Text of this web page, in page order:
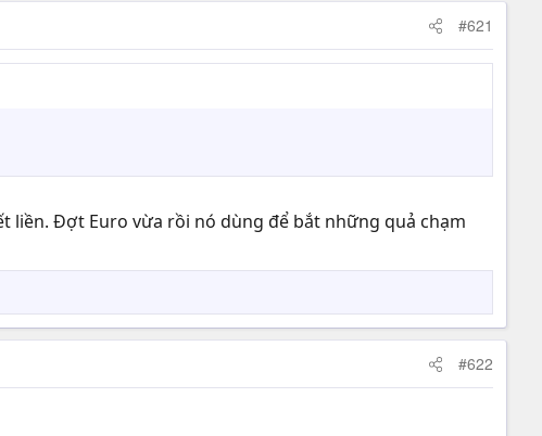
#621
liền. Đợt Euro vừa rồi nó dùng để bắt những quả chạm
#622